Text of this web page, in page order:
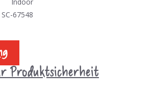
SC-67548
Produktsicherheit